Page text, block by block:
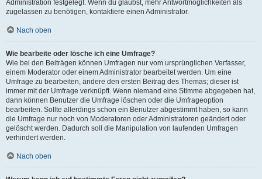
Administration festgelegt. Wenn du glaubst, mehr Antwortmöglichkeiten als
zugelassen zu benötigen, kontaktiere einen Administrator.
Nach oben
Wie bearbeite oder lösche ich eine Umfrage?
Wie bei den Beiträgen können Umfragen nur vom ursprünglichen Verfasser,
einem Moderator oder einem Administrator bearbeitet werden. Um eine
Umfrage zu bearbeiten, ändere den ersten Beitrag des Themas; dieser ist
immer mit der Umfrage verknüpft. Wenn niemand eine Stimme abgegeben hat,
dann können Benutzer die Umfrage löschen oder die Umfrageoption
bearbeiten. Sollte allerdings schon ein Benutzer abgestimmt haben, so kann
die Umfrage nur noch von Moderatoren oder Administratoren geändert oder
gelöscht werden. Dadurch soll die Manipulation von laufenden Umfragen
verhindert werden.
Nach oben